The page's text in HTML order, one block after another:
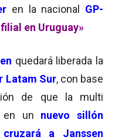
en la nacional
GP-
en Uruguay»
quedará liberada la
Latam Sur, con base
de que la multi
en un nuevo sillón
a Janssen